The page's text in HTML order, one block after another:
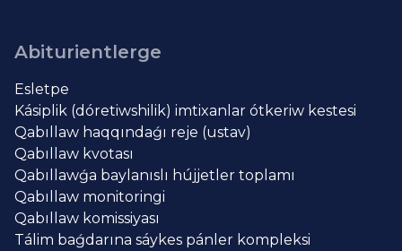
Abiturientlerge
Esletpe
Kásiplik (dóretiwshilik) imtixanlar ótkeriw kestesi
Qabıllaw haqqındaǵı reje (ustav)
Qabıllaw kvotası
Qabıllawǵa baylanıslı hújjetler toplamı
Qabıllaw monitoringi
Qabıllaw komissiyası
Tálim baǵdarına sáykes pánler kompleksi